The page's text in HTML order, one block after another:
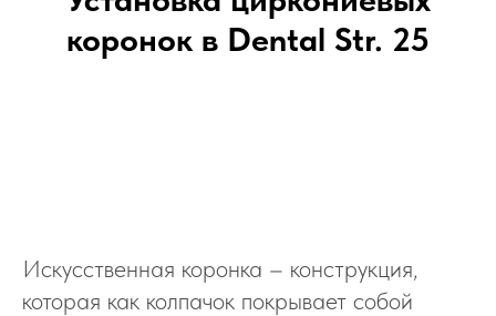
коронок в Dental Str. 25
Искусственная коронка – конструкция,
которая как колпачок покрывает собой